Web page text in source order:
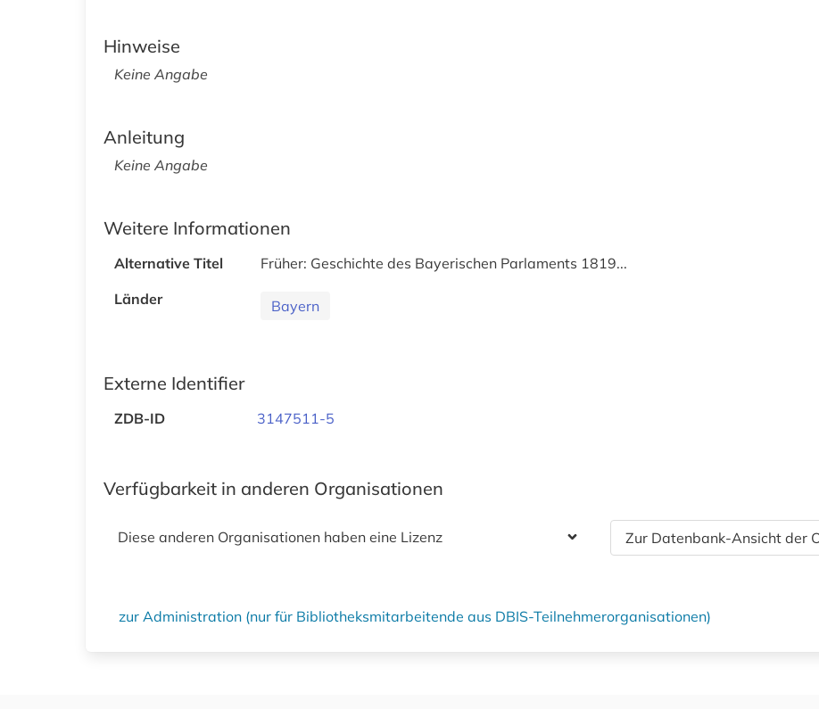
Hinweise
Keine Angabe
Anleitung
Keine Angabe
Weitere Informationen
Alternative Titel
Früher: Geschichte des Bayerischen Parlaments 1819...
Länder
Bayern
Externe Identifier
ZDB-ID 3147511-5
Verfügbarkeit in anderen Organisationen
Diese anderen Organisationen haben eine Lizenz Zur Datenbank-Ansicht der
zur Administration (nur für Bibliotheksmitarbeitende aus DBIS-Teilnehmerorganisationen)